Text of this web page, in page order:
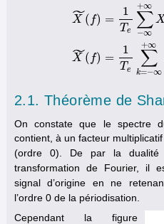
X
˜( f)
X
˜( f)
=
1
Te ∑
−∞
+∞
X
=
1
Te ∑
k=−∞
+∞
2.1. Théorème de
On constate que le spectre
contient, à un facteur
(ordre 0). De par la dualité
transformation de Fourier, il
signal d’origine en ne
l’ordre 0 de la périodisation.
Cependant la figure